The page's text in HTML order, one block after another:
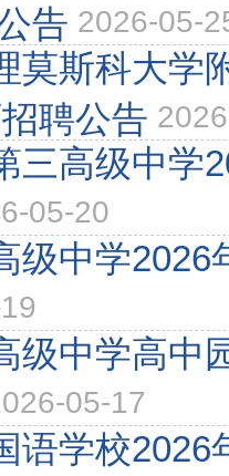
告 2026-05-
莫斯科大学
聘公告
三高级中学
05-20
级中学2026
级中学高中
05-17
语学校2026